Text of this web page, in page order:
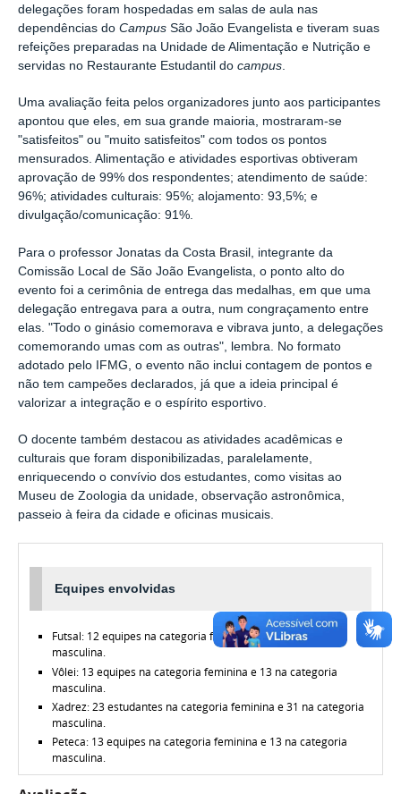
delegações foram hospedadas em salas de aula nas
dependências do Campus São João Evangelista e tiveram suas
refeições preparadas na Unidade de Alimentação e Nutrição e
servidas no Restaurante Estudantil do campus
Uma avaliação feita pelos organizadores junto aos participantes
apontou que eles, em sua grande maioria, mostraram-se
"satisfeitos" ou "muito satisfeitos" com todos os pontos
mensurados. Alimentação e atividades esportivas obtiveram
aprovação de 99% dos respondentes; atendimento de saúde:
96%; atividades culturais: 95%; alojamento: 93,5%; e
divulgação/comunicação: 91%.
Para o professor Jonatas da Costa Brasil, integrante da
Comissão Local de São João Evangelista, o ponto alto do
evento foi a cerimônia de entrega das medalhas, em que uma
delegação entregava para a outra, num congraçamento entre
elas. "Todo o ginásio comemorava e vibrava junto, a delegações
comemorando umas com as outras", lembra. No formato
adotado pelo IFMG, o evento não inclui contagem de pontos e
não tem campeões declarados, já que a ideia principal é
valorizar a integração e o espírito esportivo.
O docente também destacou as atividades acadêmicas e
culturais que foram disponibilizadas, paralelamente,
enriquecendo o convívio dos estudantes, como visitas ao
Museu de Zoologia da unidade, observação astronômica,
passeio à feira da cidade e oficinas musicais.
Equipes envolvidas
Futsal: 12 equipes na categoria feminina e 13 na categoria
masculina.
Vôlei: 13 equipes na categoria feminina e 13 na categoria
masculina.
Xadrez: 23 estudantes na categoria feminina e 31 na categoria
masculina.
Peteca: 13 equipes na categoria feminina e 13 na categoria
masculina.